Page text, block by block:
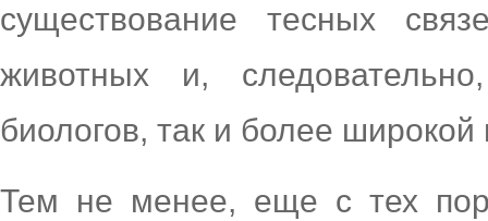
существование тесных
животных и,
биологов, так и более широкой
Тем не менее, еще с тех